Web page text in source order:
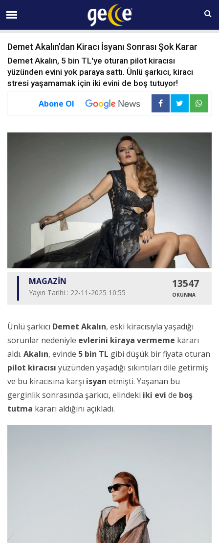
09 AĞUSTOS Pazar 00:51
Demet Akalın’dan Kiracı İsyanı Sonrası Şok Karar
Demet Akalın, 5 bin TL'ye oturan pilot kiracısı
yüzünden evini yok paraya sattı. Ünlü şarkıcı, kiracı
stresi yaşamamak için iki evini de boş tutuyor!
Abone Ol
MAGAZİN
Yayın Tarihi : 22-11-2025 10:55
13547
OKUNMA
Ünlü şarkıcı Demet Akalın, eski kiracısıyla yaşadığı
sorunlar nedeniyle evlerini kiraya vermeme kararı
aldı. Akalın, evinde 5 bin TL gibi düşük bir fiyata oturan
pilot kiracısı yüzünden yaşadığı sıkıntıları dile getirmiş
ve bu kiracısına karşı isyan etmişti. Yaşanan bu
gerginlik sonrasında şarkıcı, elindeki iki evi de boş
tutma kararı aldığını açıkladı.